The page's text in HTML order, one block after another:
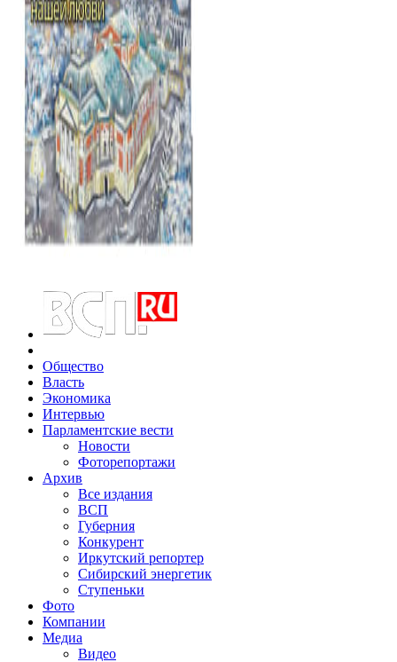
Общество
Власть
Экономика
Интервью
Парламентские вести
Новости
Фоторепортажи
Архив
Все издания
ВСП
Губерния
Конкурент
Иркутский репортер
Сибирский энергетик
Ступеньки
Фото
Компании
Медиа
Видео